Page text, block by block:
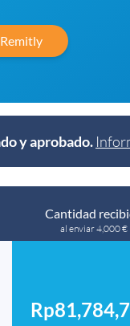
y aprobado.
Cantidad
al enviar 4,000 €